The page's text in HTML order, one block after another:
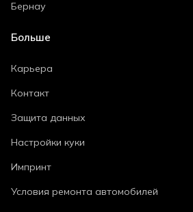
Бернау
Больше
Карьера
Контакт
Защита данных
Настройки куки
Импринт
Условия ремонта автомобилей